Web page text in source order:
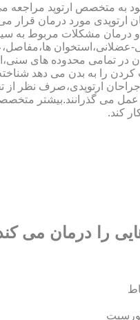
به متخصص ارتوپد مراجعه
ارتوپدی مورد درمان قرار
و درمان مشکلات مربوط به
در تمامی محدوده های
کردن را به بدن می دهد
ارتوپدی،صرف نظر از
عمل می گذرانند.بیشتر
کند.
را درمان می